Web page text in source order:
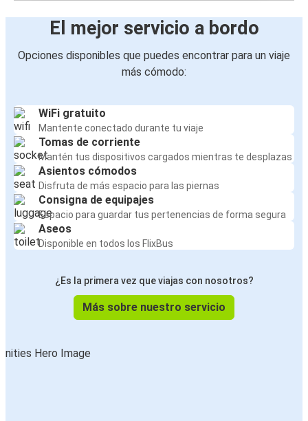
El mejor servicio a bordo
Opciones disponibles que puedes encontrar para un viaje
más cómodo:
WiFi gratuito
Mantente conectado durante tu viaje
Tomas de corriente
Mantén tus dispositivos cargados mientras te desplazas
Asientos cómodos
Disfruta de más espacio para las piernas
Consigna de equipajes
Espacio para guardar tus pertenencias de forma segura
Aseos
Disponible en todos los FlixBus
¿Es la primera vez que viajas con nosotros?
Más sobre nuestro servicio